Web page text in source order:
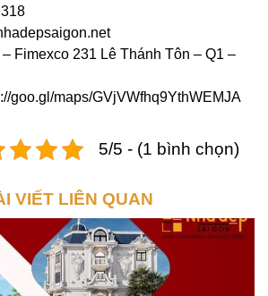
Fimexco 231 Lê Thánh Tôn – Q1 –
goo.gl/maps/GVjVWfhq9YthWEMJA
5/5 - (1 bình chọn)
VIẾT LIÊN QUAN